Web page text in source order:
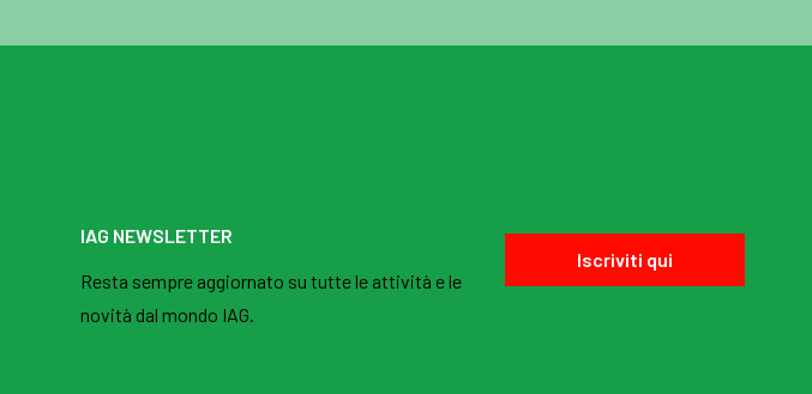
IAG NEWSLETTER
Resta sempre aggiornato su tutte le attività e le
novità dal mondo IAG.
Iscriviti qui